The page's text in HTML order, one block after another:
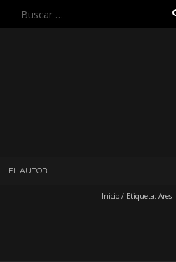
Buscar:
EL AUTOR
Inicio / Etiqueta: Ares